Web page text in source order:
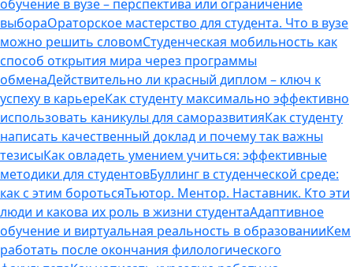
обучение в вузе – перспектива или ограничение
выбораОраторское мастерство для студента. Что в вузе
можно решить словомСтуденческая мобильность как
способ открытия мира через программы
обменаДействительно ли красный диплом – ключ к
успеху в карьереКак студенту максимально эффективно
использовать каникулы для саморазвитияКак студенту
написать качественный доклад и почему так важны
тезисыКак овладеть умением учиться: эффективные
методики для студентовБуллинг в студенческой среде:
как с этим боротьсяТьютор. Ментор. Наставник. Кто эти
люди и какова их роль в жизни студентаАдаптивное
обучение и виртуальная реальность в образованииКем
работать после окончания филологического